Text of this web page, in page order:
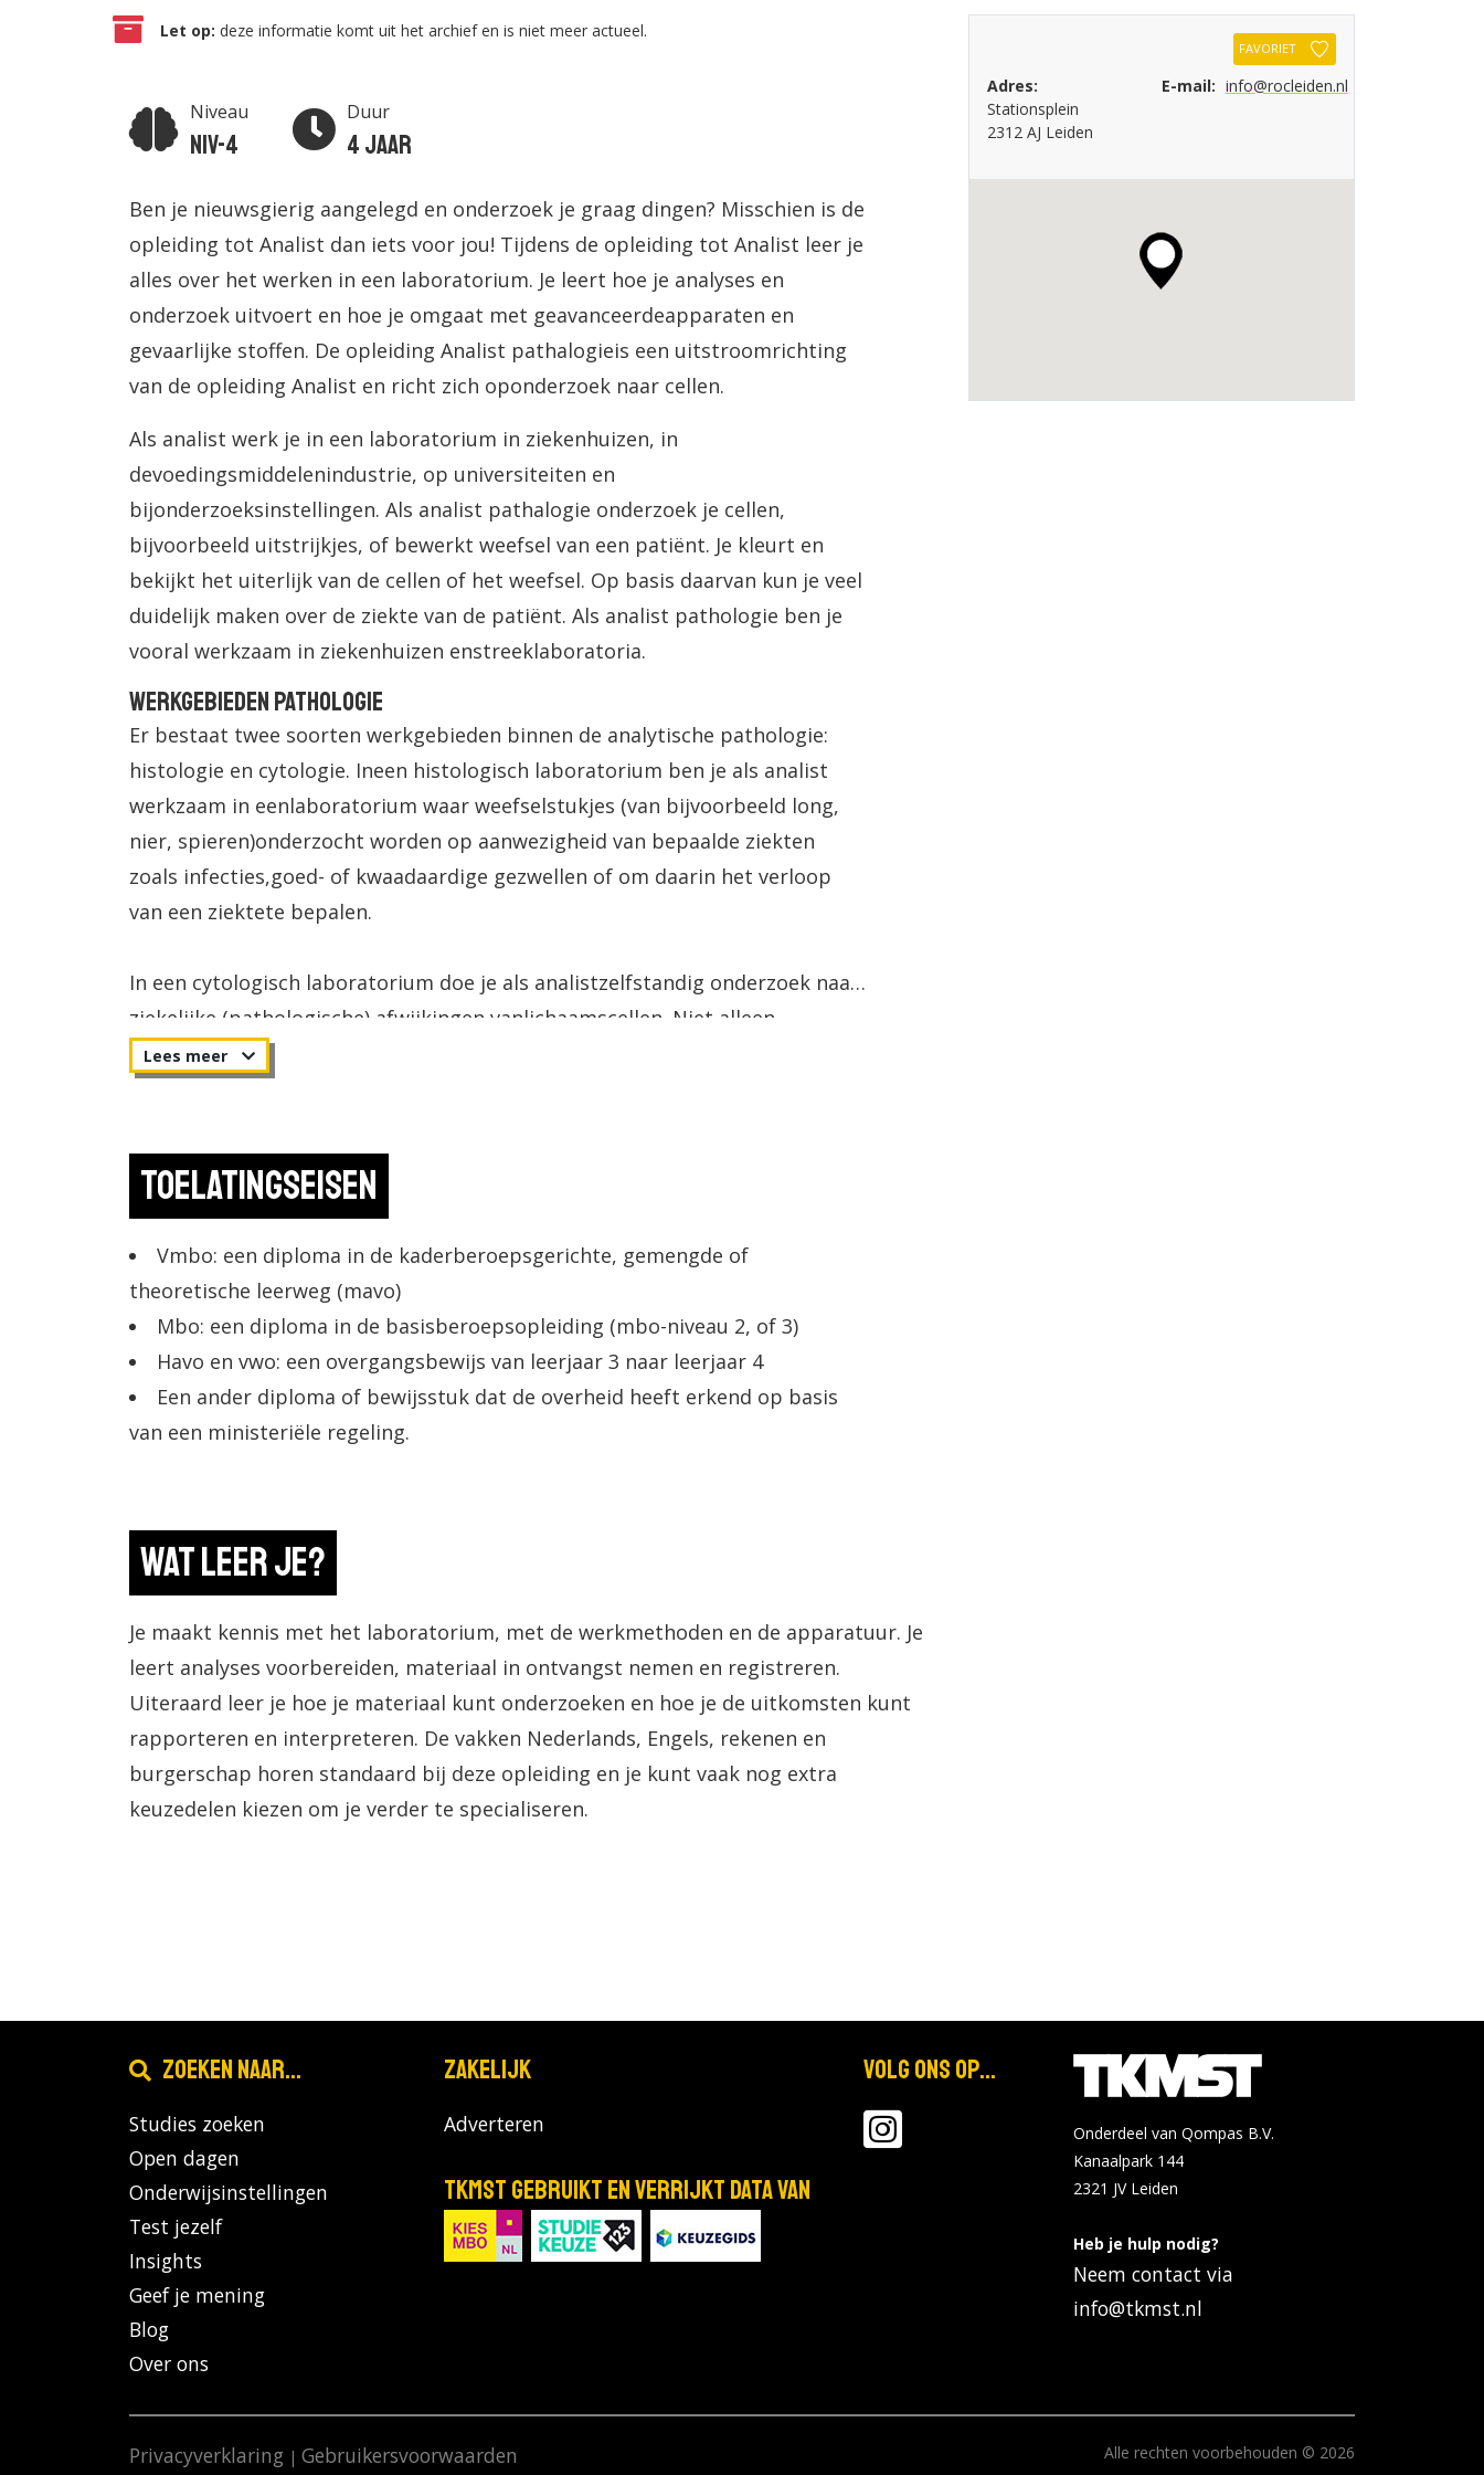
Let op: deze informatie komt uit het archief en is niet meer actueel.
Niveau
Niv-4
Duur
4 jaar
Ben je nieuwsgierig aangelegd en onderzoek je graag dingen? Misschien is de
opleiding tot Analist dan iets voor jou! Tijdens de opleiding tot Analist leer je
alles over het werken in een laboratorium. Je leert hoe je analyses en
onderzoek uitvoert en hoe je omgaat met geavanceerdeapparaten en
gevaarlijke stoffen. De opleiding Analist pathalogieis een uitstroomrichting
van de opleiding Analist en richt zich oponderzoek naar cellen.
Als analist werk je in een laboratorium in ziekenhuizen, in
devoedingsmiddelenindustrie, op universiteiten en
bijonderzoeksinstellingen. Als analist pathalogie onderzoek je cellen,
bijvoorbeeld uitstrijkjes, of bewerkt weefsel van een patiënt. Je kleurt en
bekijkt het uiterlijk van de cellen of het weefsel. Op basis daarvan kun je veel
duidelijk maken over de ziekte van de patiënt. Als analist pathologie ben je
vooral werkzaam in ziekenhuizen enstreeklaboratoria.
Werkgebieden Pathologie
Er bestaat twee soorten werkgebieden binnen de analytische pathologie:
histologie en cytologie. Ineen histologisch laboratorium ben je als analist
werkzaam in eenlaboratorium waar weefselstukjes (van bijvoorbeeld long,
nier, spieren)onderzocht worden op aanwezigheid van bepaalde ziekten
zoals infecties,goed- of kwaadaardige gezwellen of om daarin het verloop
van een ziektete bepalen.
In een cytologisch laboratorium doe je als analistzelfstandig onderzoek naar
ziekelijke (pathologische) afwijkingen vanlichaamscellen. Niet alleen
uitstrijkjes van het slijmvlies van debaarmoeder(hals)mond worden daar
Toelatingseisen
Vmbo: een diploma in de kaderberoepsgerichte, gemengde of
theoretische leerweg (mavo)
Mbo: een diploma in de basisberoepsopleiding (mbo-niveau 2, of 3)
Havo en vwo: een overgangsbewijs van leerjaar 3 naar leerjaar 4
Een ander diploma of bewijsstuk dat de overheid heeft erkend op basis
van een ministeriële regeling.
Wat leer je?
Je maakt kennis met het laboratorium, met de werkmethoden en de apparatuur. Je
leert analyses voorbereiden, materiaal in ontvangst nemen en registreren.
Uiteraard leer je hoe je materiaal kunt onderzoeken en hoe je de uitkomsten kunt
rapporteren en interpreteren. De vakken Nederlands, Engels, rekenen en
burgerschap horen standaard bij deze opleiding en je kunt vaak nog extra
keuzedelen kiezen om je verder te specialiseren.
FAVORIET
Adres:
Stationsplein
2312 AJ Leiden
E-mail: info@rocleiden.nl
Zoeken naar...
Studies zoeken
Open dagen
Onderwijsinstellingen
Test jezelf
Insights
Geef je mening
Blog
Over ons
Zakelijk
Adverteren
TKMST gebruikt en verrijkt data van
Volg ons op...
Onderdeel van Qompas B.V.
Kanaalpark 144
2321 JV Leiden
Heb je hulp nodig?
Neem contact via
info@tkmst.nl
Privacyverklaring | Gebruikersvoorwaarden Alle rechten voorbehouden © 2026